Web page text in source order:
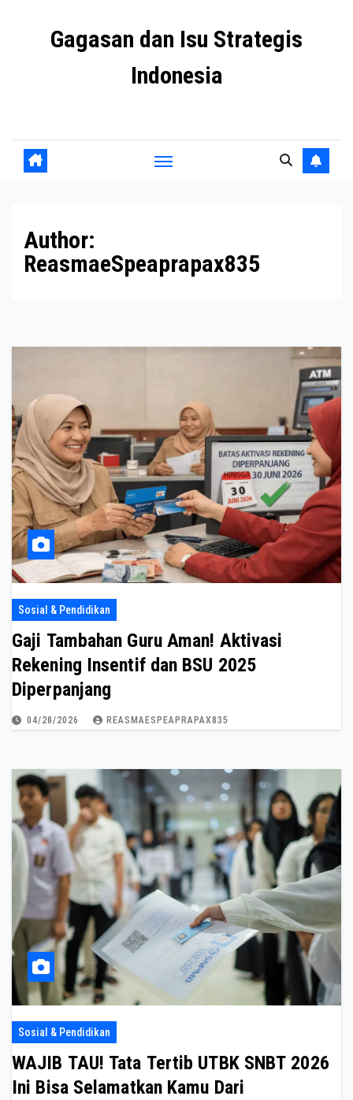
Gagasan dan Isu Strategis
Indonesia
Author:
ReasmaeSpeaprapax835
Sosial & Pendidikan
Gaji Tambahan Guru Aman! Aktivasi
Rekening Insentif dan BSU 2025
Diperpanjang
04/28/2026 REASMAESPEAPRAPAX835
Sosial & Pendidikan
WAJIB TAU! Tata Tertib UTBK SNBT 2026
Ini Bisa Selamatkan Kamu Dari